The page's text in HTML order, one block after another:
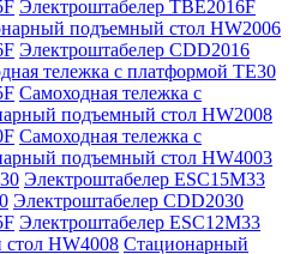
Электроштабелер TBE2016F
подъемный стол HW2006
Электроштабелер CDD2016
тележка с платформой TE30
Самоходная тележка с
подъемный стол HW2008
Самоходная тележка с
подъемный стол HW4003
Электроштабелер ESC15M33
Электроштабелер CDD2030
Электроштабелер ESC12M33
HW4008 Стационарный